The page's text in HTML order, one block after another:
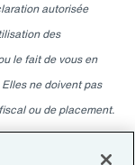
autorisée
des
le fait de vous en
ne doivent pas
ou de placement.
ces conseils. Les
à la date indiquée